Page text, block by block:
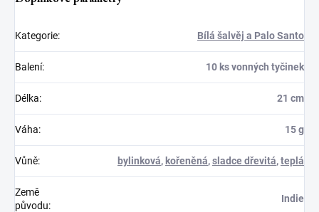
Kategorie: Bílá šalvěj a Palo Santo
Balení: 10 ks vonných tyčinek
Délka: 21 cm
Váha: 15 g
Vůně: bylinková, kořeněná,sladce dřevitá,teplá
Země
původu:
Indie